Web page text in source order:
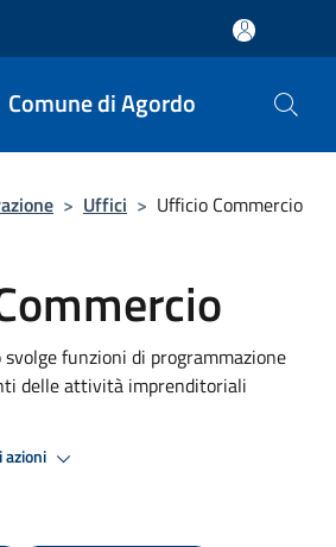
Comune di Agordo
> Uffici > Ufficio Commercio
funzioni di programmazione
delle attività imprenditoriali
azioni